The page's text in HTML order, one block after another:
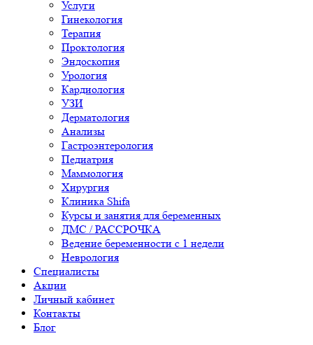
Услуги
Гинекология
Терапия
Проктология
Эндоскопия
Урология
Кардиология
УЗИ
Дерматология
Анализы
Гастроэнтерология
Педиатрия
Маммология
Хирургия
Клиника Shifa
Курсы и занятия для беременных
ДМС / РАССРОЧКА
Ведение беременности с 1 недели
Неврология
Специалисты
Акции
Личный кабинет
Контакты
Блог